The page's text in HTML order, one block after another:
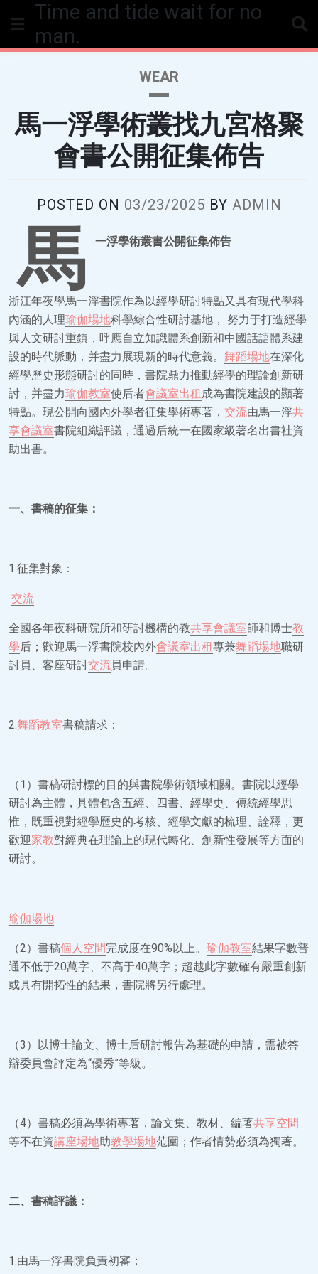
Time and tide wait for no
man.
WEAR
馬一浮學術叢找九宮格聚
會書公開征集佈告
POSTED ON 03/23/2025 BY ADMIN
馬 一浮學術叢書公開征集佈告
浙江年夜學馬一浮書院作為以經學研討特點又具有現代學科
內涵的人理瑜伽場地科學綜合性研討基地， 努力于打造經學
與人文研討重鎮，呼應自立知識體系創新和中國話語體系建
設的時代脈動，并盡力展現新的時代意義。 舞蹈場地在深化
經學歷史形態研討的同時，書院鼎力推動經學的理論創新研
討，并盡力瑜伽教室使后者會議室出租成為書院建設的顯著
特點。現公開向國內外學者征集學術專著， 交流由馬一浮共
享會議室書院組織評議，通過后統一在國家級著名出書社資
助出書。
一、書稿的征集：
1.征集對象：
交流
全國各年夜科研院所和研討機構的教共享會議室師和博士教
學后；歡迎馬一浮書院校內外會議室出租專兼舞蹈場地職研
討員、客座研討交流員申請。
2.舞蹈教室書稿請求：
（1）書稿研討標的目的與書院學術領域相關。書院以經學
研討為主體，具體包含五經、四書、經學史、傳統經學思
惟，既重視對經學歷史的考核、經學文獻的梳理、詮釋，更
歡迎家教對經典在理論上的現代轉化、創新性發展等方面的
研討。
瑜伽場地
（2）書稿個人空間完成度在90%以上。 瑜伽教室結果字數普
通不低于20萬字、不高于40萬字；超越此字數確有嚴重創新
或具有開拓性的結果，書院將另行處理。
（3）以博士論文、博士后研討報告為基礎的申請，需被答
辯委員會評定為“優秀”等級。
（4）書稿必須為學術專著，論文集、教材、編著共享空間
等不在資講座場地助教學場地范圍；作者情勢必須為獨著。
二、書稿評議：
1.由馬一浮書院負責初審；